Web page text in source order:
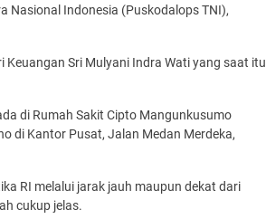
Nasional Indonesia (Puskodalops TNI),
Sri Mulyani Indra Wati yang saat itu
di Rumah Sakit Cipto Mangunkusumo
di Kantor Pusat, Jalan Medan Merdeka,
RI melalui jarak jauh maupun dekat dari
cukup jelas.